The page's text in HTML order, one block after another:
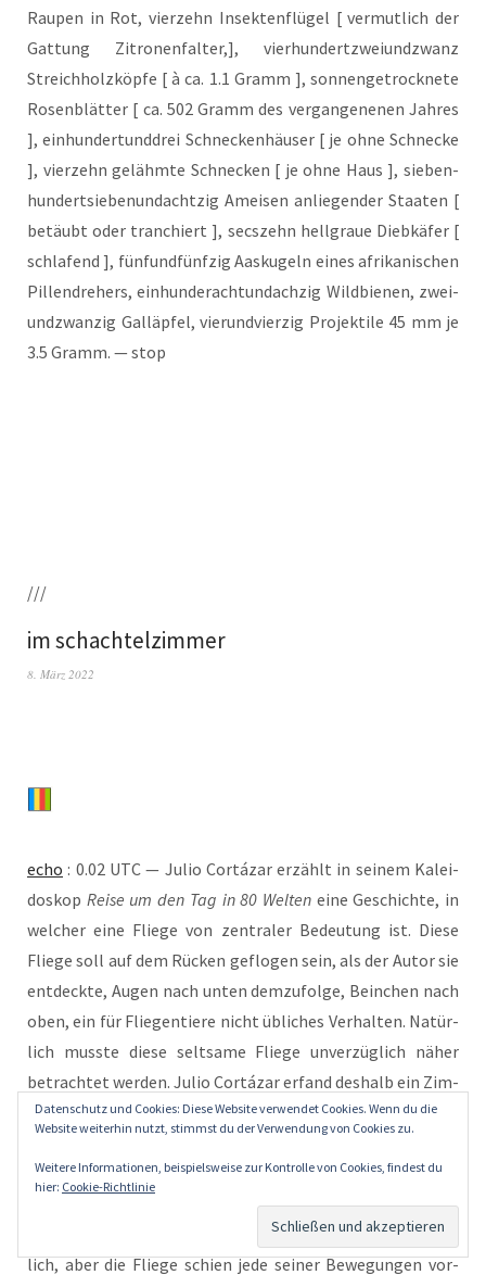
Rau­pen in Rot, vier­zehn Insek­ten­flü­gel [ ver­mut­lich der
Gat­tung Zitro­nen­fal­ter,], vier­hun­dert­zwei­und­zwanz
Streich­holz­köp­fe [ à ca. 1.1 Gramm ], son­nen­ge­trock­ne­te
Rosen­blät­ter [ ca. 502 Gramm des ver­gan­ge­ne­nen Jah­res
], ein­hun­dert­und­drei Schne­cken­häu­ser [ je ohne Schne­cke
], vier­zehn gelähm­te Schne­cken [ je ohne Haus ], sie­ben­
hun­dert­sie­ben­und­acht­zig Amei­sen anlie­gen­der Staa­ten [
betäubt oder tran­chiert ], sec­s­zehn hell­graue Dieb­kä­fer [
schla­fend ], fünf­und­fünf­zig Aas­ku­geln eines afri­ka­ni­schen
Pil­len­dre­hers, ein­hun­der­acht­und­ach­zig Wild­bie­nen, zwei­
und­zwan­zig Gall­äp­fel, vier­und­vier­zig Pro­jek­ti­le 45 mm je
3.5 Gramm. — stop
///
im schachtelzimmer
8. März 2022
echo : 0.02 UTC — Julio Cor­tá­zar erzählt in sei­nem Kalei­
do­skop Rei­se um den Tag in 80 Wel­teneine Geschich­te, in
wel­cher eine Flie­ge von zen­tra­ler Bedeu­tung ist. Die­se
Flie­ge soll auf dem Rücken geflo­gen sein, als der Autor sie
ent­deck­te, Augen nach unten dem­zu­fol­ge, Bein­chen nach
oben, ein für Flie­gen­tie­re nicht übli­ches Ver­hal­ten. Natür­
lich muss­te die­se selt­sa­me Flie­ge unver­züg­lich näher
betrach­tet wer­den. Julio Cor­tá­zar erfand des­halb ein Zim­
mer, in wel­chem die Flie­ge fort­an exis­tier­te, und einen
Mann, der die Flie­ge zu fan­gen such­te. Wie zu erwar­ten
gewe­sen, war der Mann in sei­ner Beweg­lich­keit viel zu
lang­sam, um die Flie­ge behut­sam, das heißt, ohne
Beschä­di­gung, erha­schen zu kön­nen. Er bemüh­te sich red­
lich, aber die Flie­ge schien jede sei­ner Bewe­gun­gen vor­
Datenschutz und Cookies: Diese Website verwendet Cookies. Wenn du die
Website weiterhin nutzt, stimmst du der Verwendung von Cookies zu.
Weitere Informationen, beispielsweise zur Kontrolle von Cookies, findest du
hier: Cookie-Richtlinie